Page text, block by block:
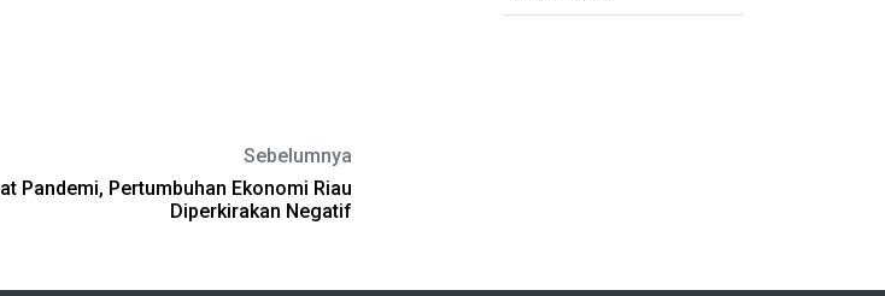
Sebelumnya
Pandemi, Pertumbuhan Ekonomi Riau
Diperkirakan Negatif